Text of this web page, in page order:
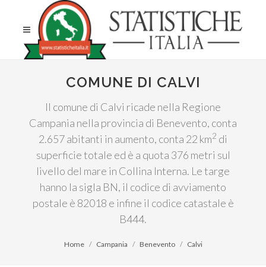
COMUNE DI CALVI
Il comune di Calvi ricade nella Regione
Campania nella provincia di Benevento, conta
2.657 abitanti in aumento, conta 22 km2 di
superficie totale ed è a quota 376 metri sul
livello del mare in Collina Interna. Le targe
hanno la sigla BN, il codice di avviamento
postale è 82018 e infine il codice catastale è
B444.
Home Campania Benevento Calvi